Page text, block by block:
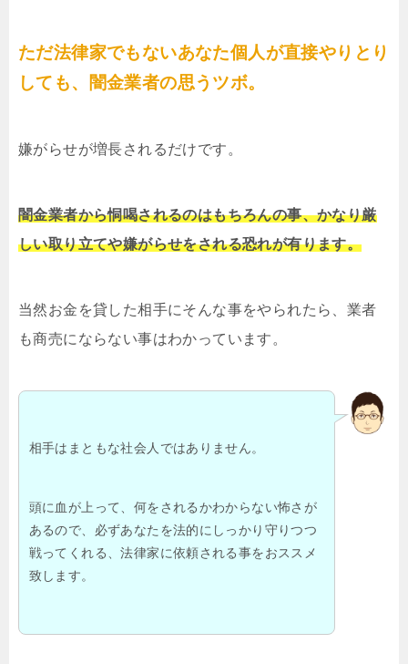
ただ法律家でもないあなた個人が直接やりとり
しても、闇金業者の思うツボ。
嫌がらせが増長されるだけです。
闇金業者から恫喝されるのはもちろんの事、かなり厳
しい取り立てや嫌がらせをされる恐れが有ります。
当然お金を貸した相手にそんな事をやられたら、業者
も商売にならない事はわかっています。
相手はまともな社会人ではありません。
頭に血が上って、何をされるかわからない怖さが
あるので、必ずあなたを法的にしっかり守りつつ
戦ってくれる、法律家に依頼される事をおススメ
致します。